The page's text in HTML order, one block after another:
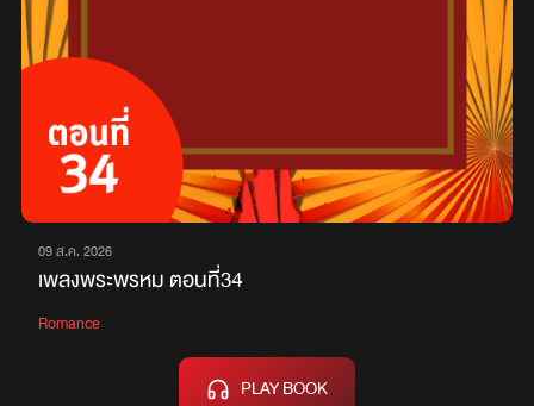
09 ส.ค. 2026
เพลงพระพรหม ตอนที่34
Romance
PLAY BOOK